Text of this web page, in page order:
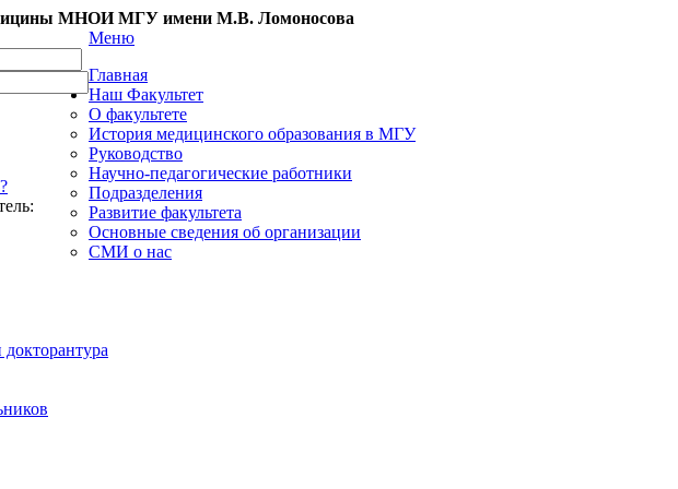
МНОИ МГУ имени М.В. Ломоносова
Меню
Главная
Наш Факультет
О факультете
История медицинского образования в МГУ
Руководство
Научно-педагогические работники
Подразделения
Развитие факультета
Основные сведения об организации
СМИ о нас